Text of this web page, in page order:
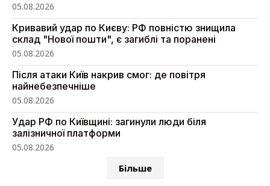
05.08.2026
Кривавий удар по Києву: РФ повністю знищила
склад "Нової пошти", є загиблі та поранені
05.08.2026
Після атаки Київ накрив смог: де повітря
найнебезпечніше
05.08.2026
Удар РФ по Київщині: загинули люди біля
залізничної платформи
05.08.2026
Більше